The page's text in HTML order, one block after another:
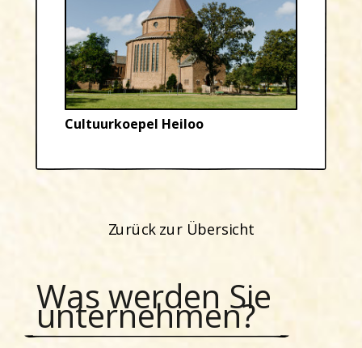
Zurück zur Übersicht
Cultuurkoepel Heiloo
Was werden Sie
unternehmen?